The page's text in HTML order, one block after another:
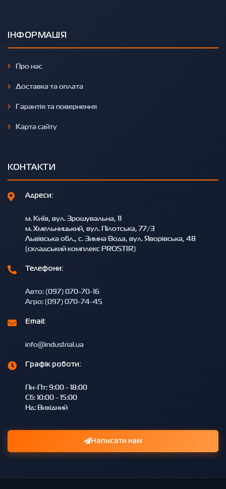
ІНФОРМАЦІЯ
Про нас
Доставка та оплата
Гарантія та повернення
Карта сайту
КОНТАКТИ
Адреси:
м. Київ, вул. Зрошувальна, 11
м. Хмельницький, вул. Пілотська, 77/3
Львівська обл., с. Зимна Вода, вул. Яворівська, 48
(складський комплекс PROSTIR)
Телефони:
Авто: (097) 070-70-16
Агро: (097) 070-74-45
Email:
info@industrial.ua
Графік роботи:
Пн-Пт: 9:00 - 18:00
Сб: 10:00 - 15:00
Нд: Вихідний
Написати нам